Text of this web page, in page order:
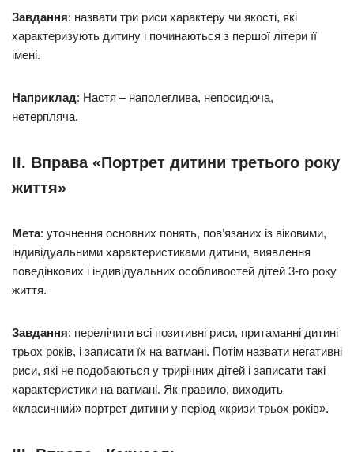
Завдання: назвати три риси характеру чи якості, які
характеризують дитину і починаються з першої літери її
імені.
Наприклад: Настя – наполеглива, непосидюча,
нетерпляча.
II. Вправа «Портрет дитини третього року
життя»
Мета: уточнення основних понять, пов’язаних із віковими,
індивідуальними характеристиками дитини, виявлення
поведінкових і індивідуальних особливостей дітей 3-го року
життя.
Завдання: перелічити всі позитивні риси, притаманні дитині
трьох років, і записати їх на ватмані. Потім назвати негативні
риси, які не подобаються у трирічних дітей і записати такі
характеристики на ватмані. Як правило, виходить
«класичний» портрет дитини у період «кризи трьох років».